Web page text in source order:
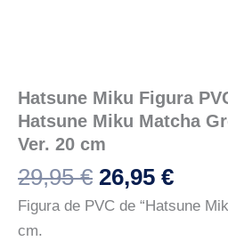
Hatsune Miku Figura
Hatsune Miku Matcha
Ver. 20 cm
29,95€ El
precio
26,95 €El
Figura de PVC de “Hatsune
cm.